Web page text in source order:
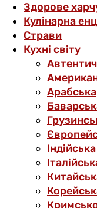
Здорове
Кулінарна
Страви
Кухні світу
Арабська
Індійська